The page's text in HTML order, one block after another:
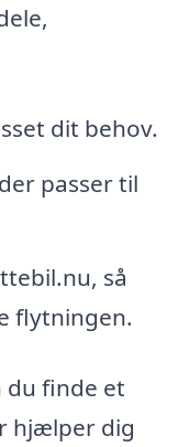
dit behov.
passer til
så
flytningen.
du finde et
hjælper dig